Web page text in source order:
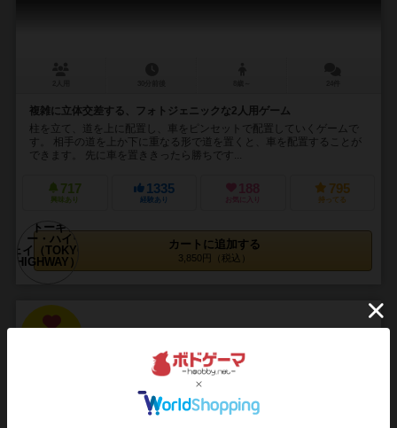
複雑に立体交差する、フォトジェニックな2人用ゲーム
柱を立て、道を上に配置し、車をピンセットで配置していくゲームで
す。 相手の道を上か下に重なる形で道を置くと、車を配置することが
できます。 先に車を置ききったら勝ちです...
717
興味あり
1335
経験あり
188
お気に入り
795
持ってる
カートに追加する
3,850円（税込）
文字か
Mojika